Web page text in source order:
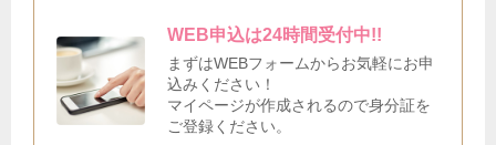
WEB申込は24時間受付中!!
まずはWEBフォームからお気軽にお申
込みください！
マイページが作成されるので身分証を
ご登録ください。